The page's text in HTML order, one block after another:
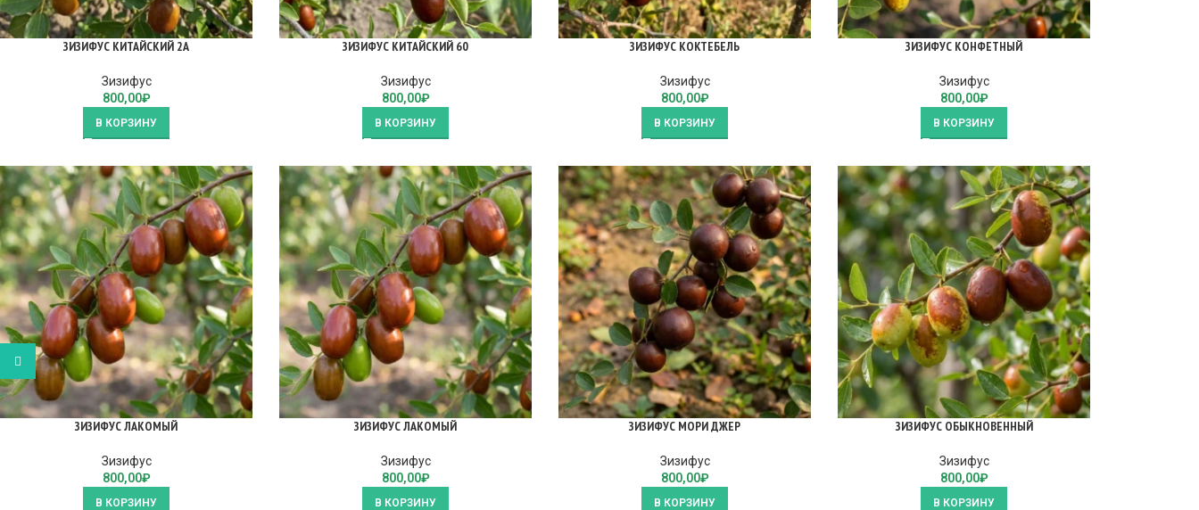
ЗИЗИФУС КИТАЙСКИЙ 2А
Зизифус
800,00₽
В КОРЗИНУ
ЗИЗИФУС КИТАЙСКИЙ 60
Зизифус
800,00₽
В КОРЗИНУ
ЗИЗИФУС КОКТЕБЕЛЬ
Зизифус
800,00₽
В КОРЗИНУ
ЗИЗИФУС КОНФЕТНЫЙ
Зизифус
800,00₽
В КОРЗИНУ
ЗИЗИФУС ЛАКОМЫЙ
Зизифус
800,00₽
В КОРЗИНУ
ЗИЗИФУС ЛАКОМЫЙ
Зизифус
800,00₽
В КОРЗИНУ
ЗИЗИФУС МОРИ ДЖЕР
Зизифус
800,00₽
В КОРЗИНУ
ЗИЗИФУС ОБЫКНОВЕННЫЙ
Зизифус
800,00₽
В КОРЗИНУ
WhatsApp